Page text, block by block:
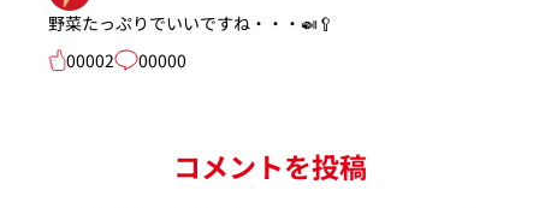
野菜たっぷりでいいですね・・・🍛🥄
00002
00000
コメントを投稿